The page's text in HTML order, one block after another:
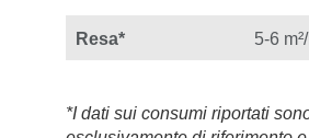
Resa* 5-6
*I dati sui consumi riportati